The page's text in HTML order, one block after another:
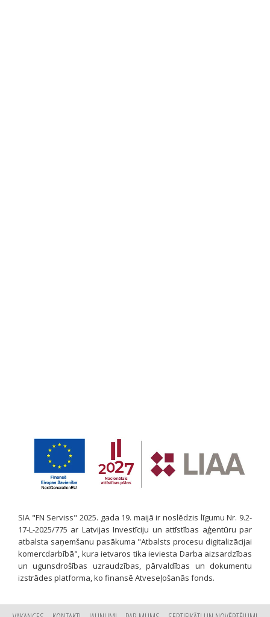
SIA "FN Serviss" 2025. gada 19. maijā ir noslēdzis līgumu Nr. 9.2-
17-L-2025/775 ar Latvijas Investīciju un attīstības aģentūru par
atbalsta saņemšanu pasākuma "Atbalsts procesu digitalizācijai
komercdarbībā", kura ietvaros tika ieviesta Darba aizsardzības
un ugunsdrošības uzraudzības, pārvaldības un dokumentu
izstrādes platforma, ko finansē Atveseļošanās fonds.